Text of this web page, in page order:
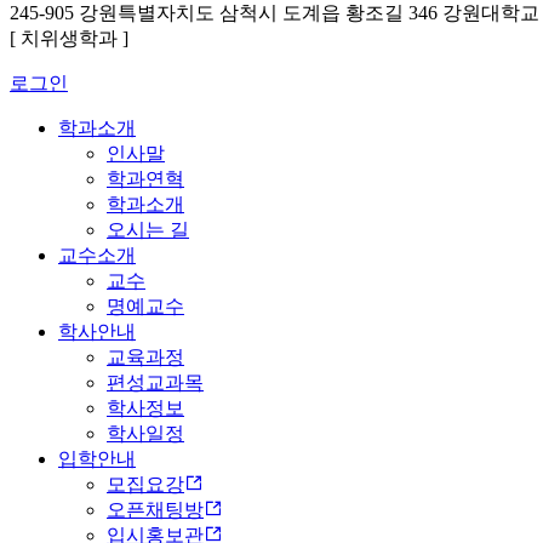
245-905 강원특별자치도 삼척시 도계읍 황조길 346 강원대학
[ 치위생학과 ]
로그인
학과소개
인사말
학과연혁
학과소개
오시는 길
교수소개
교수
명예교수
학사안내
교육과정
편성교과목
학사정보
학사일정
입학안내
모집요강
오픈채팅방
입시홍보관